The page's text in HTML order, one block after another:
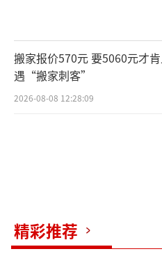
搬家报价570元 要5060元才
遇“搬家刺客”
2026-08-08 12:28:09
精彩推荐